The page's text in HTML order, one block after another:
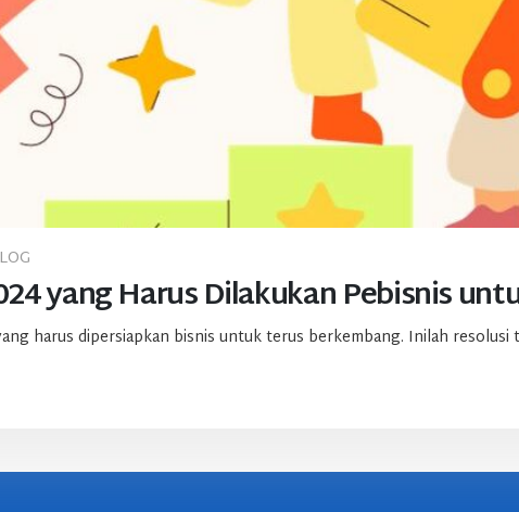
yang Harus Dilakukan Pebisnis
harus dipersiapkan bisnis untuk terus berkembang. Inilah resolusi